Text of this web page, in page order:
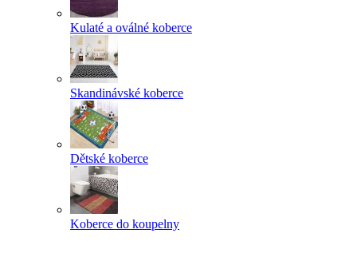
Kulaté a oválné koberce
Skandinávské koberce
Dětské koberce
Koberce do koupelny